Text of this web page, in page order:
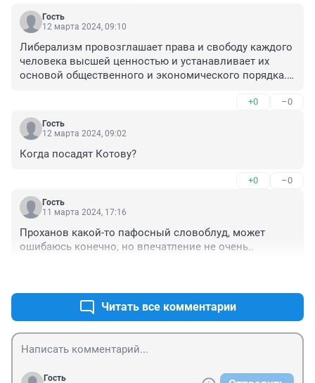
Гость
12 марта 2024, 09:10
Либерализм провозглашает права и свободу каждого
человека высшей ценностью и устанавливает их
основой общественного и экономического порядка.
государством и т. д., и к общественным реформам,
имеющим целью свободу личности и общества. При
жизнь общества ограничиваются конституцией.
Важнейшими составляющими в современном
либерализме признаются свобода слова (свобода
публичного высказывания), свобода совести
(отделение религии от государства, светское
государство и общество), право на легальное участие
либерализма являются неприкосновенность частной
собственности, свобода торговли и
+0 –0
Гость
12 марта 2024, 09:02
Когда посадят Котову?
+0 –0
Гость
11 марта 2024, 17:16
Проханов какой-то пафосный словоблуд, может
ошибаюсь конечно, но впечатление не очень..
Читать все комментарии
Гость